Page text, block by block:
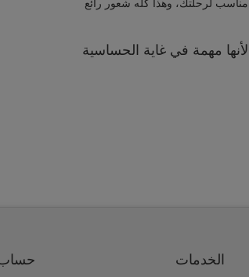
مناسب لرحلتك، وهذا كله شعور رائع
لأنها مهمة في غاية الحساسية
الخدمات